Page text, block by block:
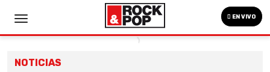
EN VIVO
NOTICIAS